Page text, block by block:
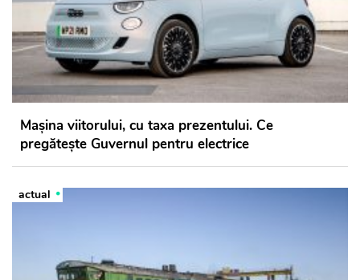
Mașina viitorului, cu taxa prezentului. Ce
pregătește Guvernul pentru electrice
actual